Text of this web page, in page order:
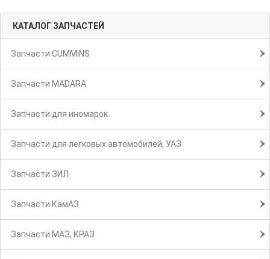
КАТАЛОГ ЗАПЧАСТЕЙ
Запчасти CUMMINS
Запчасти MADARA
Запчасти для иномарок
Запчасти для легковых автомобилей, УАЗ
Запчасти ЗИЛ
Запчасти КамАЗ
Запчасти МАЗ, КРАЗ